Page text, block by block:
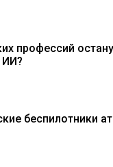
профессий
ИИ?
беспилотники